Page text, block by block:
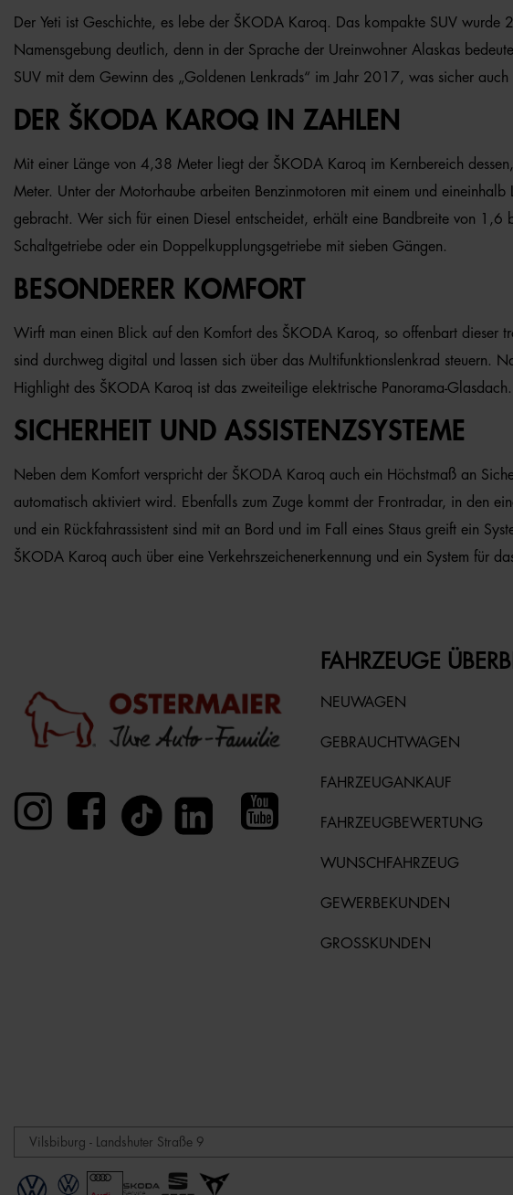
Der Yeti ist Geschichte, es lebe der ŠKODA Karoq. Das kompakte SUV
Namensgebung deutlich, denn in der Sprache der Ureinwohner Alaskas
SUV mit dem Gewinn des „Goldenen Lenkrads“ im Jahr 2017, was sicher
DER ŠKODA KAROQ IN ZAHLEN
Mit einer Länge von 4,38 Meter liegt der ŠKODA Karoq im Kernbereich
Meter. Unter der Motorhaube arbeiten Benzinmotoren mit einem und
gebracht. Wer sich für einen Diesel entscheidet, erhält eine Bandbreite von
Schaltgetriebe oder ein Doppelkupplungsgetriebe mit sieben Gängen.
BESONDERER KOMFORT
Wirft man einen Blick auf den Komfort des ŠKODA Karoq, so offenbart dieser
sind durchweg digital und lassen sich über das Multifunktionslenkrad steuern.
Highlight des ŠKODA Karoq ist das zweiteilige elektrische Panorama-Glasdach.
SICHERHEIT UND ASSISTENZSYSTEME
Neben dem Komfort verspricht der ŠKODA Karoq auch ein Höchstmaß an
automatisch aktiviert wird. Ebenfalls zum Zuge kommt der Frontradar, in den
und ein Rückfahrassistent sind mit an Bord und im Fall eines Staus greift ein
ŠKODA Karoq auch über eine Verkehrszeichenerkennung und ein System für
FAHRZEUGE
NEUWAGEN
GEBRAUCHTWAGEN
FAHRZEUGANKAUF
FAHRZEUGBEWERTUNG
WUNSCHFAHRZEUG
GEWERBEKUNDEN
GROSSKUNDEN